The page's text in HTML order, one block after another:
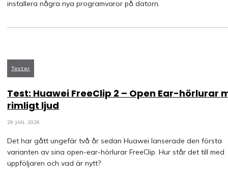
installera några nya programvaror på datorn.
Tester
Test: Huawei FreeClip 2 – Open Ear-hörlurar
rimligt ljud
28 JAN, 2026
Det har gått ungefär två år sedan Huawei lanserade den första
varianten av sina open-ear-hörlurar FreeClip. Hur står det till med
uppföljaren och vad är nytt?